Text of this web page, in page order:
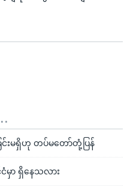
မရှိဟု တပ်မတော်တုံ့ပြန်
မှာ ရှိနေသလား